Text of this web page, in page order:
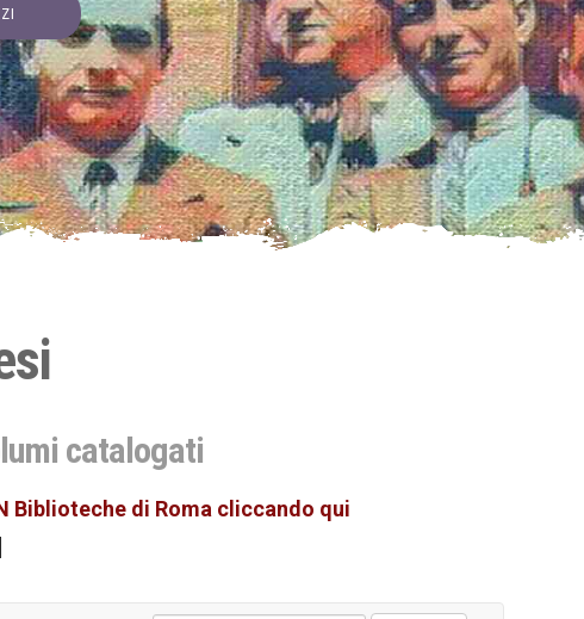
catalogati
Biblioteche di Roma cliccando qui